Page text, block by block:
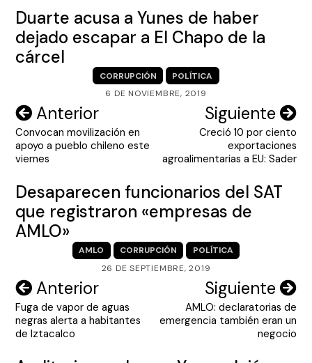
Duarte acusa a Yunes de haber
dejado escapar a El Chapo de la
cárcel
CORRUPCIÓN
POLÍTICA
6 DE NOVIEMBRE, 2019
Navegación
de
entradas
Anterior
Convocan movilización en
apoyo a pueblo chileno este
viernes
Siguiente
Creció 10 por ciento
exportaciones
agroalimentarias a EU: Sader
Desaparecen funcionarios del SAT
que registraron «empresas de
AMLO»
AMLO CORRUPCIÓN
POLÍTICA
26 DE SEPTIEMBRE, 2019
Navegación
de
entradas
Anterior
Fuga de vapor de aguas
negras alerta a habitantes
de Iztacalco
Siguiente
AMLO: declaratorias de
emergencia también eran un
negocio